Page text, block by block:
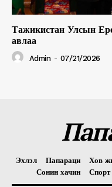
Тажикистан Улсын
авлаа
Admin - 07/21/2026
Эхлэл Папараци Хов
Сонин хачин
Спорт